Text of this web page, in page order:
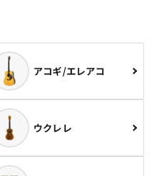
アコギ/エレアコ
ウクレレ